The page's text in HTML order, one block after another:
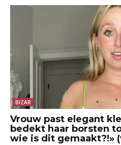
BIZAR
Vrouw past elegant
bedekt haar borsten
wie is dit gemaakt?!»